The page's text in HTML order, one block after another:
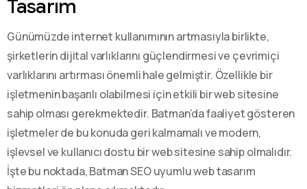
Tasarım
Günümüzde internet kullanımının artmasıyla birlikte,
şirketlerin dijital varlıklarını güçlendirmesi ve çevrimiçi
varlıklarını artırması önemli hale gelmiştir. Özellikle bir
işletmenin başarılı olabilmesi için etkili bir web sitesine
sahip olması gerekmektedir. Batman’da faaliyet gösteren
işletmeler de bu konuda geri kalmamalı ve modern,
işlevsel ve kullanıcı dostu bir web sitesine sahip olmalıdır.
İşte bu noktada, Batman SEO uyumlu web tasarım